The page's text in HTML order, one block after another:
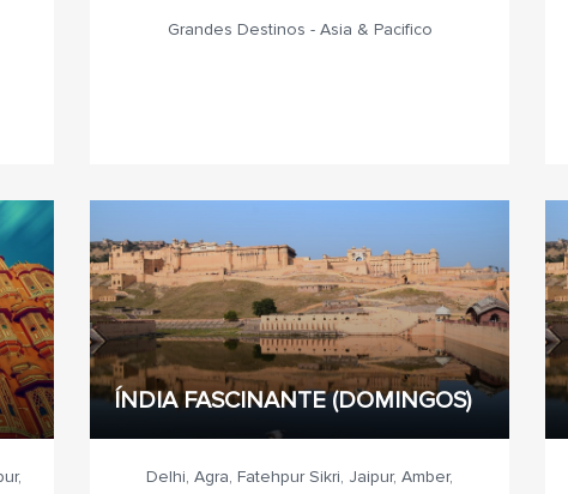
Grandes Destinos - Asia & Pacifico
ÍNDIA FASCINANTE (DOMINGOS)
Delhi, Agra, Fatehpur Sikri, Jaipur, Amber,